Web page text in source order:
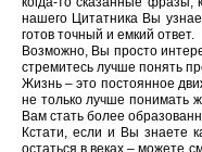
нашего Цитатника Вы
готов точный и емкий ответ.
Возможно, Вы просто
стремитесь лучше понять
Жизнь – это постоянное
не только лучше понимать
Вам стать более
Кстати, если и Вы знаете
остаться в веках – можете